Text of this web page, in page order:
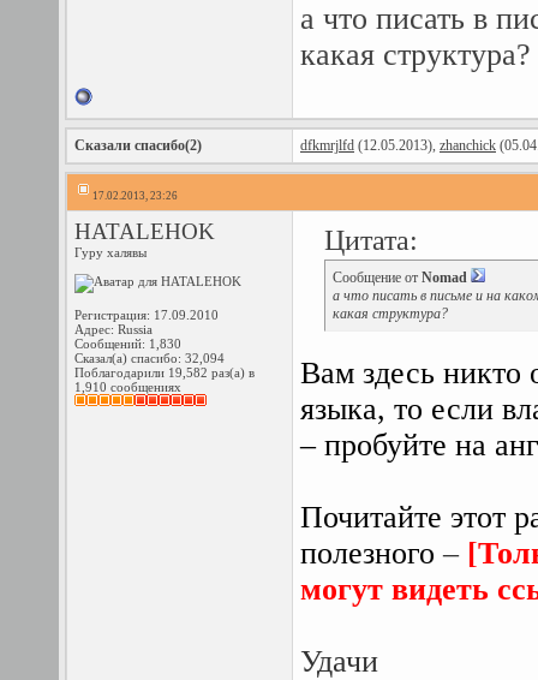
а что писать в
какая структура?
Сказали спасибо(2) dfkmrjlfd (12.05.2013), zhanchick
17.02.2013, 23:26
HATALEHOK
Гуру халявы
Регистрация: 17.09.2010
Адрес: Russia
Сообщений: 1,830
Сказал(а) спасибо: 32,094
Поблагодарили 19,582 раз(а) в
1,910 сообщениях
Цитата:
Сообщение от Nomad
а что писать в письме и на
какая структура?
Вам здесь никто
языка, то если
– пробуйте на
Почитайте этот
полезного–
могут видеть
Удачи